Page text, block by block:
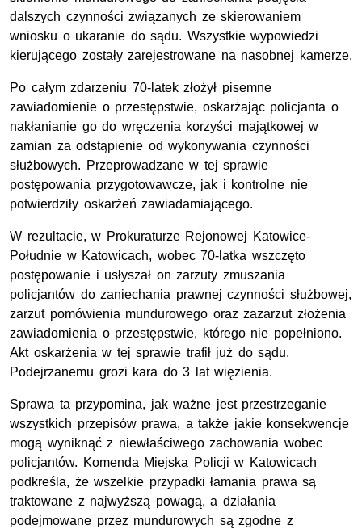
dalszych czynności związanych ze skierowaniem
wniosku o ukaranie do sądu. Wszystkie wypowiedzi
kierującego zostały zarejestrowane na nasobnej kamerze.
Po całym zdarzeniu 70-latek złożył pisemne
zawiadomienie o przestępstwie, oskarżając policjanta o
nakłanianie go do wręczenia korzyści majątkowej w
zamian za odstąpienie od wykonywania czynności
służbowych. Przeprowadzane w tej sprawie
postępowania przygotowawcze, jak i kontrolne nie
potwierdziły oskarżeń zawiadamiającego.
W rezultacie, w Prokuraturze Rejonowej Katowice-
Południe w Katowicach, wobec 70-latka wszczęto
postępowanie i usłyszał on zarzuty zmuszania
policjantów do zaniechania prawnej czynności służbowej,
zarzut pomówienia mundurowego oraz zazarzut złożenia
zawiadomienia o przestępstwie, którego nie popełniono.
Akt oskarżenia w tej sprawie trafił już do sądu.
Podejrzanemu grozi kara do 3 lat więzienia.
Sprawa ta przypomina, jak ważne jest przestrzeganie
wszystkich przepisów prawa, a także jakie konsekwencje
mogą wyniknąć z niewłaściwego zachowania wobec
policjantów. Komenda Miejska Policji w Katowicach
podkreśla, że wszelkie przypadki łamania prawa są
traktowane z najwyższą powagą, a działania
podejmowane przez mundurowych są zgodne z